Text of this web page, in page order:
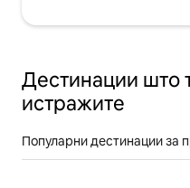
Дестинации што
истражите
Популарни дестинации за